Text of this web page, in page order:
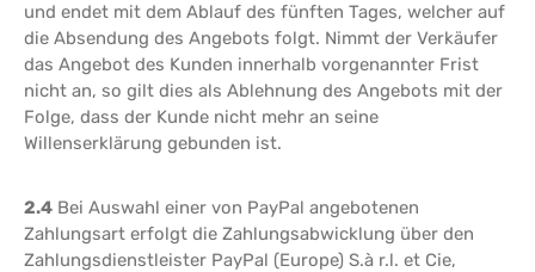
und endet mit dem Ablauf des fünften Tages, welcher auf
die Absendung des Angebots folgt. Nimmt der Verkäufer
das Angebot des Kunden innerhalb vorgenannter Frist
nicht an, so gilt dies als Ablehnung des Angebots mit der
Folge, dass der Kunde nicht mehr an seine
Willenserklärung gebunden ist.
2.4 Bei Auswahl einer von PayPal angebotenen
Zahlungsart erfolgt die Zahlungsabwicklung über den
Zahlungsdienstleister PayPal (Europe) S.à r.l. et Cie,